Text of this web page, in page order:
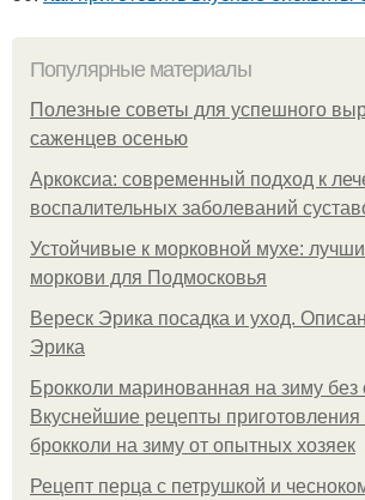
Популярные материалы
Полезные советы для успешного
саженцев осенью
Аркоксиа: современный подход к
воспалительных заболеваний
Устойчивые к морковной мухе:
моркови для Подмосковья
Вереск Эрика посадка и уход.
Эрика
Брокколи маринованная на зиму без
Вкуснейшие рецепты
брокколи на зиму от опытных хозяек
Рецепт перца с петрушкой и